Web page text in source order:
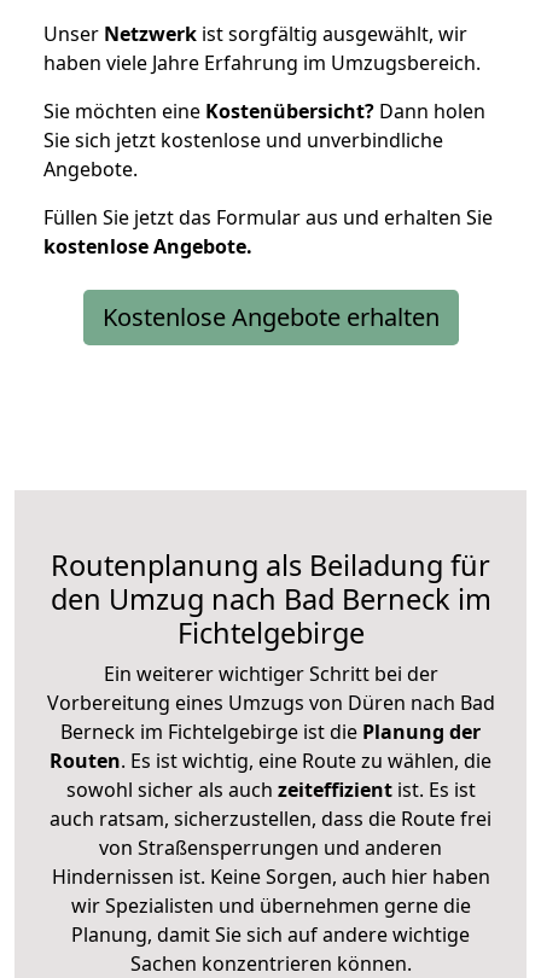
Unser Netzwerk ist sorgfältig ausgewählt, wir
haben viele Jahre Erfahrung im Umzugsbereich.
Sie möchten eine Kostenübersicht? Dann holen
Sie sich jetzt kostenlose und unverbindliche
Angebote.
Füllen Sie jetzt das Formular aus und erhalten Sie
kostenloseAngebote.
Kostenlose Angebote erhalten
Routenplanung als Beiladung für
den Umzug nach Bad Berneck im
Fichtelgebirge
Ein weiterer wichtiger Schritt bei der
Vorbereitung eines Umzugs von Düren nach Bad
Berneck im Fichtelgebirge ist die Planung der
Routen. Es ist wichtig, eine Route zu wählen, die
sowohl sicher als auch zeiteffizientist. Es ist
auch ratsam, sicherzustellen, dass die Route frei
von Straßensperrungen und anderen
Hindernissen ist. Keine Sorgen, auch hier haben
wir Spezialisten und übernehmen gerne die
Planung, damit Sie sich auf andere wichtige
Sachen konzentrieren können.